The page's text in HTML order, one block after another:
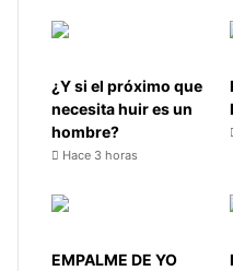
¿Y si el próximo que
necesita huir es un
hombre?
Hace 3 horas
EMPALME DE YO